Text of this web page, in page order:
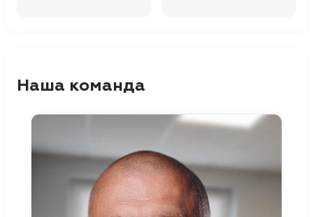
Наша команда